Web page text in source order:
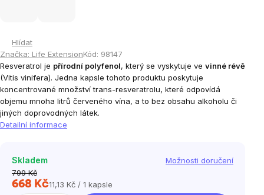
Hlídat
Značka: Life ExtensionKód: 98147
Resveratrol je přírodní polyfenol, který se vyskytuje ve vinné révě
(Vitis vinifera). Jedna kapsle tohoto produktu poskytuje
koncentrované množství trans-resveratrolu, které odpovídá
objemu mnoha litrů červeného vína, a to bez obsahu alkoholu či
jiných doprovodných látek.
Detailní informace
Skladem
Možnosti doručení
799 Kč
668 KčMěrná
11,13 Kč / 1 kapsle